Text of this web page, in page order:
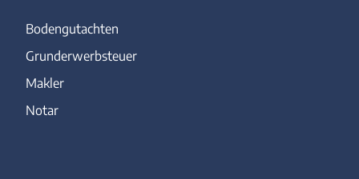
Bodengutachten
Grunderwerbsteuer
Makler
Notar